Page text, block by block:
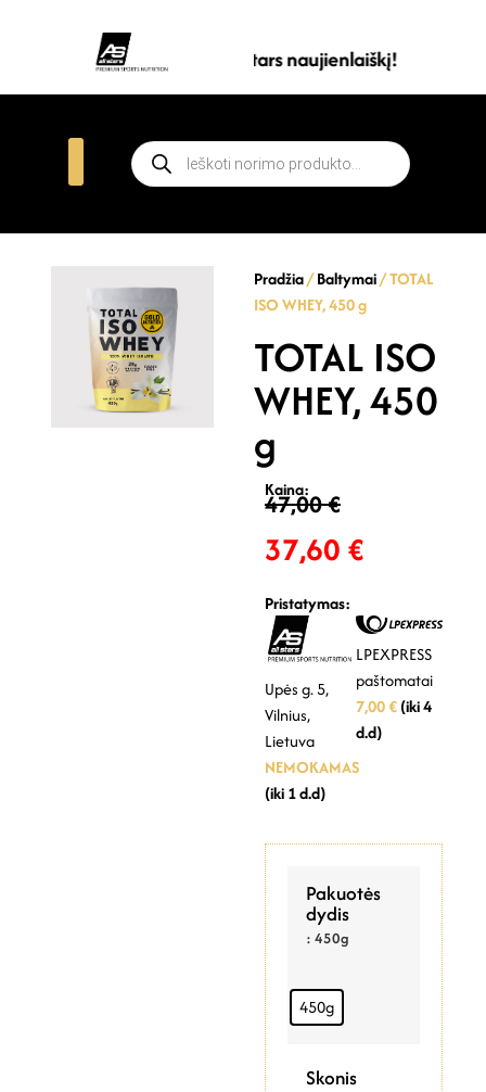
Prenumeruokite all stars naujienlaiškį!
Pradžia/Baltymai/ TOTAL
ISO WHEY, 450 g
TOTAL ISO
WHEY, 450
g
Kaina:
47,00€
37,60 €
Pristatymas:
Upės g. 5,
Vilnius,
Lietuva
NEMOKAMAS
(iki 1 d.d)
LPEXPRESS
paštomatai
7,00 €(iki 4
d.d)
Pakuotės
dydis
: 450g
450g
Skonis